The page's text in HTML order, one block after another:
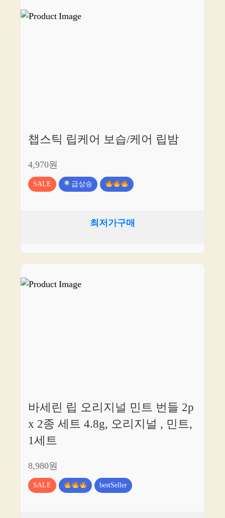
챕스틱 립케어 보습/케어 립밤
4,970원
SALE 급상승
최저가구매
바세린 립 오리지널 민트 번들 2p
x 2종 세트 4.8g, 오리지널 , 민트,
1세트
8,980원
SALE bestSeller